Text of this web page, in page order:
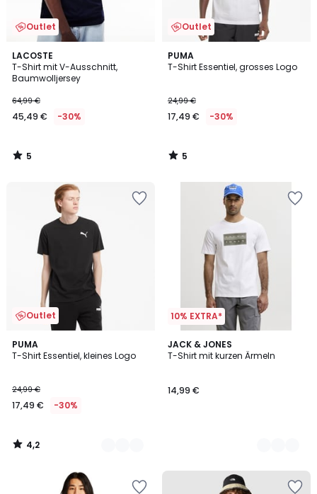
Outlet
LACOSTE
T-Shirt mit V-Ausschnitt,
Baumwolljersey
64,99 €
45,49 € -30%
5
/
5
5
/
Outlet
PUMA
T-Shirt Essentiel, grosses Logo
24,99 €
17,49 € -30%
5
/
5
/
Outlet
PUMA
T-Shirt Essentiel, kleines Logo
24,99 €
17,49 € -30%
4,2
/ 5
2
Farben
4,2
/
10% EXTRA*
JACK & JONES
T-Shirt mit kurzen Ärmeln
14,99 €
2
Farben